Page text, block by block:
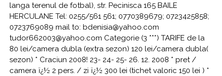
langa terenul de fotbal), str. Pecinisca 165 BAILE
HERCULANE Tel: 0255/561 561; 0770389679; 0723425858;
0723769089 mail to: bdenisia@yahoo.com
tudor662003@yahoo.com Categorie (3 ***) TARIFE de la
80 lei/camera dubla (extra sezon) 120 lei/camera dubla(
sezon) * Craciun 2008! 23- 24- 25- 26. 12. 2008 * pret /
camera ï¿½ 2 pers. / zi ï¿½ 300 lei (tichet valoric 150 lei ) *